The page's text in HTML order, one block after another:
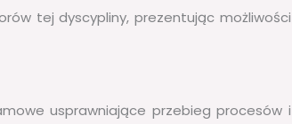
tej dyscypliny, prezentując możliwości
usprawniające przebieg procesów i